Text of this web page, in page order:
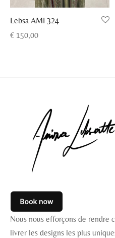
Lebsa AMI 324
€ 150,00
Nous nous efforçons de rendre
livrer les designs les plus